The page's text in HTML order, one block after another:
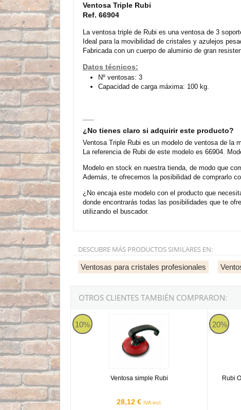
Ventosa Triple Rubi
Ref. 66904
La ventosa triple de Rubi es una ventosa de 3
Ideal para la movibilidad de cristales y azulejos
Fabricada con un cuerpo de aluminio de gran
Datos técnicos:
Nº ventosas: 3
Capacidad de carga máxima: 100 kg.
¿No tienes claro si adquirir este producto?
Ventosa Triple Rubi es un modelo de ventosa de la
La referencia de Rubi de este modelo es 66904.
Modelo en stock en nuestra tienda, de modo que
Además, te ofrecemos la posibilidad de comprarlo
¿No encaja este modelo con el producto que
donde encontrarás todas las posibilidades que te
utilizando el buscador.
DESCUBRE MÁS PRODUCTOS SIMILARES EN:
Ventosas para cristales profesionales
OTROS CLIENTES TAMBIÉN COMPRARON:
10%
Ventosa simple Rubi
28,12 € IVA incl.
Ventosa simple Rubi
20%
Rubi
Rubi